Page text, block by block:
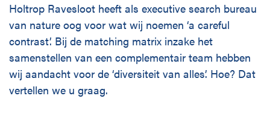
Holtrop Ravesloot heeft als executive search bureau
van nature oog voor wat wij noemen ‘a careful
contrast’. Bij de matching matrix inzake het
samenstellen van een complementair team hebben
wij aandacht voor de ‘diversiteit van alles’. Hoe? Dat
vertellen we u graag.